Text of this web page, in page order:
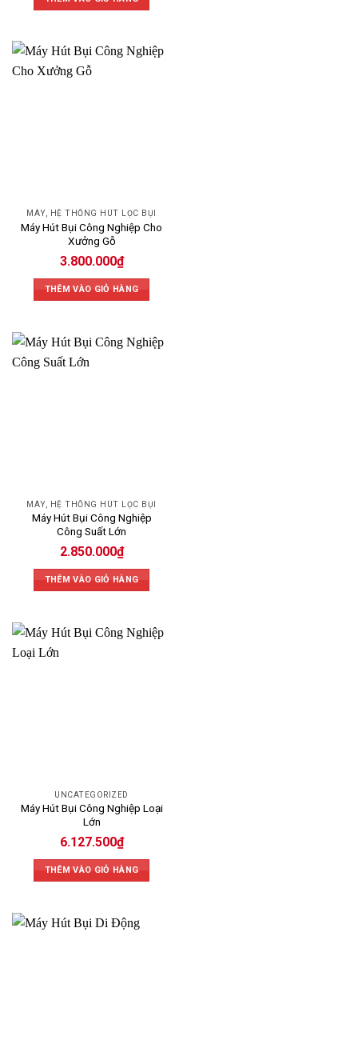
MÁY, HỆ THỐNG HÚT LỌC BỤI
Máy Hút Bụi Công Nghiệp Cho
Xưởng Gỗ
3.800.000₫
THÊM VÀO GIỎ HÀNG
MÁY, HỆ THỐNG HÚT LỌC BỤI
Máy Hút Bụi Công Nghiệp
Công Suất Lớn
2.850.000₫
THÊM VÀO GIỎ HÀNG
UNCATEGORIZED
Máy Hút Bụi Công Nghiệp Loại
Lớn
6.127.500₫
THÊM VÀO GIỎ HÀNG